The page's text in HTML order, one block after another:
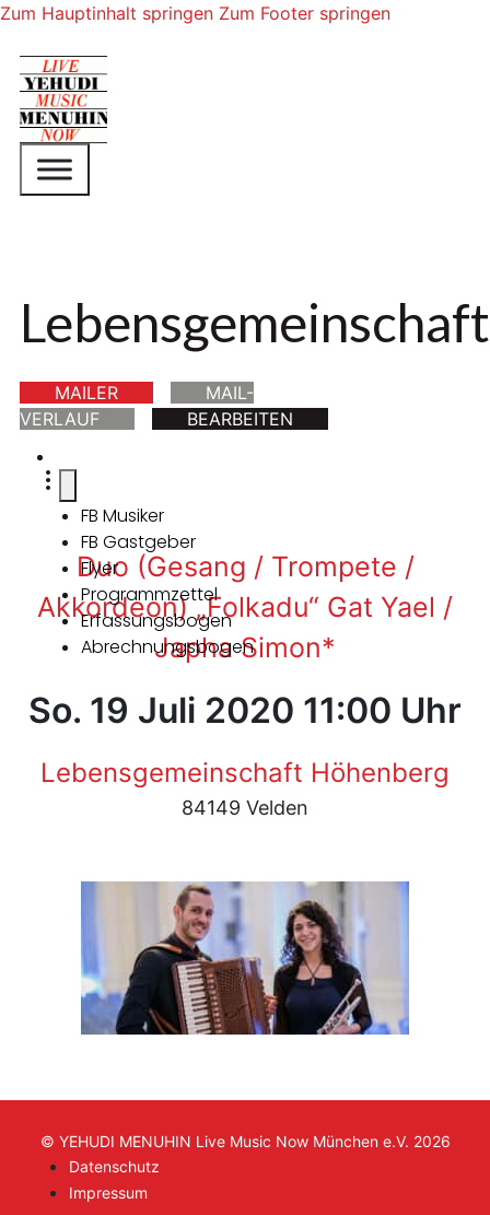
Zum Hauptinhalt springen Zum Footer springen
MAILER
MAIL-
VERLAUF
BEARBEITEN
FB Musiker
FB Gastgeber
Flyer
Programmzettel
Erfassungsbogen
Abrechnungsbogen
Duo (Gesang / Trompete /
Akkordeon) „Folkadu“ Gat Yael /
Japha Simon*
So. 19 Juli 2020 11:00 Uhr
Lebensgemeinschaft Höhenberg
84149 Velden
© YEHUDI MENUHIN Live Music Now München e.V. 2026
Datenschutz
Impressum